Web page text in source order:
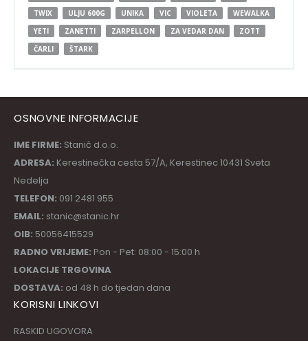
TWIX
ULJU 600G UNIKA VIC VIOLETA
WEWALKA
YETI
ZANETTI ZARPELLON ZA VEDAR DAN
ZOTT
ČARLI
ŠTARK
OSNOVNE INFORMACIJE
IME FIRME: Stanić d.o.o.
ADRESA: Kerestinečka cesta 57/A, Kerestinec 10431 Sveta
Nedelja
TELEFON: 091 2481 955
EMAIL: stanic@stanic.hr
OIB: 50056415529
RADNO VRIJEME: Pon - Pet: 08:00 - 15:00 h
LOKACIJE TRGOVINA
DOSTAVA: od 48 h do tjedan dana
KORISNI LINKOVI
RASKID UGOVORA